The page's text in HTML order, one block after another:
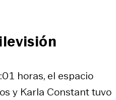
horas, el espacio
y Karla Constant tuvo